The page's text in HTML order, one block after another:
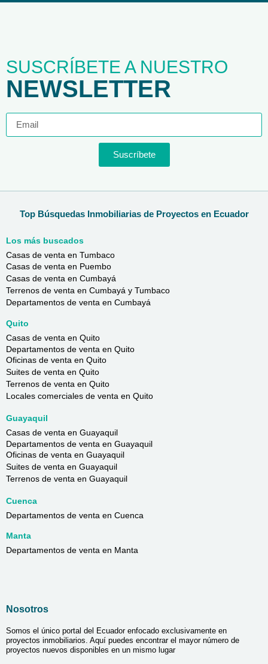
SUSCRÍBETE A NUESTRO
NEWSLETTER
Suscríbete
Top Búsquedas Inmobiliarias de Proyectos en Ecuador
Los más buscados
Casas de venta en Tumbaco
Casas de venta en Puembo
Casas de venta en Cumbayá
Terrenos de venta en Cumbayá y Tumbaco
Departamentos de venta en Cumbayá
Quito
Casas de venta en Quito
Departamentos de venta en Quito
Oficinas de venta en Quito
Suites de venta en Quito
Terrenos de venta en Quito
Locales comerciales de venta en Quito
Guayaquil
Casas de venta en Guayaquil
Departamentos de venta en Guayaquil
Oficinas de venta en Guayaquil
Suites de venta en Guayaquil
Terrenos de venta en Guayaquil
Cuenca
Departamentos de venta en Cuenca
Manta
Departamentos de venta en Manta
Nosotros
Somos el único portal del Ecuador enfocado exclusivamente en
proyectos inmobiliarios. Aquí puedes encontrar el mayor número de
proyectos nuevos disponibles en un mismo lugar